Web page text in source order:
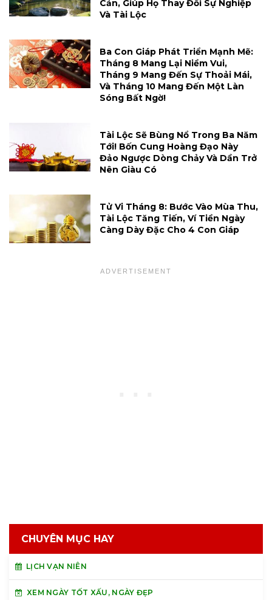
Cản, Giúp Họ Thay Đổi Sự Nghiệp
Và Tài Lộc
Ba Con Giáp Phát Triển Mạnh Mẽ:
Tháng 8 Mang Lại Niềm Vui,
Tháng 9 Mang Đến Sự Thoải Mái,
Và Tháng 10 Mang Đến Một Làn
Sóng Bất Ngờ!
Tài Lộc Sẽ Bùng Nổ Trong Ba Năm
Tới! Bốn Cung Hoàng Đạo Này
Đảo Ngược Dòng Chảy Và Dần Trở
Nên Giàu Có
Tử Vi Tháng 8: Bước Vào Mùa Thu,
Tài Lộc Tăng Tiến, Ví Tiền Ngày
Càng Dày Đặc Cho 4 Con Giáp
CHUYÊN MỤC HAY
LỊCH VẠN NIÊN
XEM NGÀY TỐT XẤU, NGÀY ĐẸP